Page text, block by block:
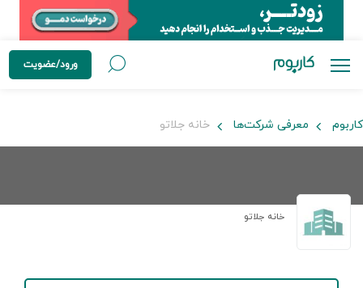
ورود/عضویت
کاربوم معرفی شرکت‌ها خانه جلاتو
خانه جلاتو